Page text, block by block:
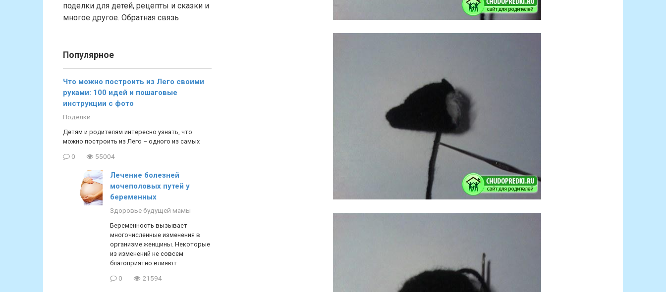
поделки для детей, рецепты и сказки и
многое другое. Обратная связь
Популярное
Что можно построить из Лего своими
руками: 100 идей и пошаговые
инструкции с фото
Поделки
Детям и родителям интересно узнать, что
можно построить из Лего – одного из самых
0 55004
Лечение болезней
мочеполовых путей у
беременных
Здоровье будущей мамы
Беременность вызывает
многочисленные изменения в
организме женщины. Некоторые
из изменений не совсем
благоприятно влияют
0 21594